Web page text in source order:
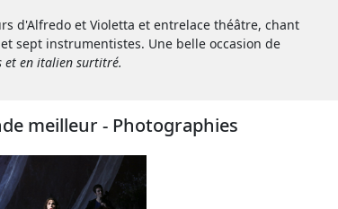
d'Alfredo et Violetta et entrelace théâtre, chant
sept instrumentistes. Une belle occasion de
et en italien surtitré.
meilleur - Photographies